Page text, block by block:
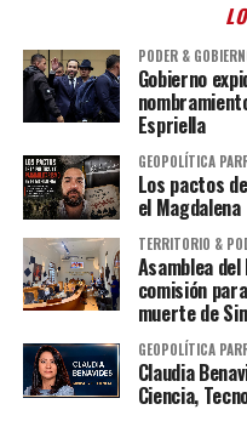
PODER &
Gobierno
Espriella
GEOPOLÍTICA
Los pactos
el Magdalena
TERRITORIO &
Asamblea
comisión
muerte de
GEOPOLÍTICA
Claudia
Ciencia,